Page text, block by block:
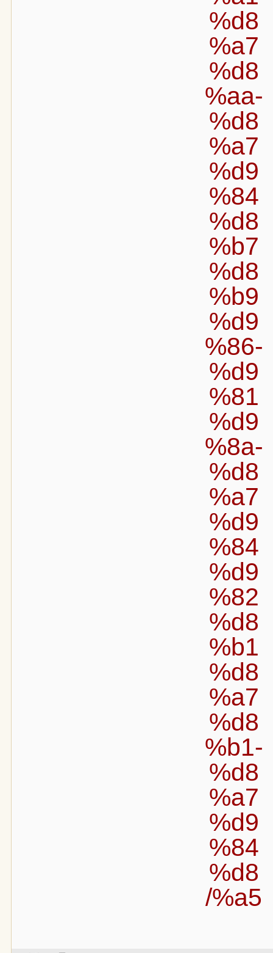
%d8
%a7
%d8
%aa-
%d8
%a7
%d9
%84
%d8
%b7
%d8
%b9
%d9
%86-
%d9
%81
%d9
%8a-
%d8
%a7
%d9
%84
%d9
%82
%d8
%b1
%d8
%a7
%d8
%b1-
%d8
%a7
%d9
%84
%d8
%a5/